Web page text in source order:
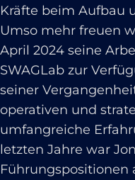
Kräfte beim Aufbau
Umso mehr freuen
April 2024 seine
SWAGLab zur
seiner
operativen und
umfangreiche
letzten Jahre war
Führungspositionen